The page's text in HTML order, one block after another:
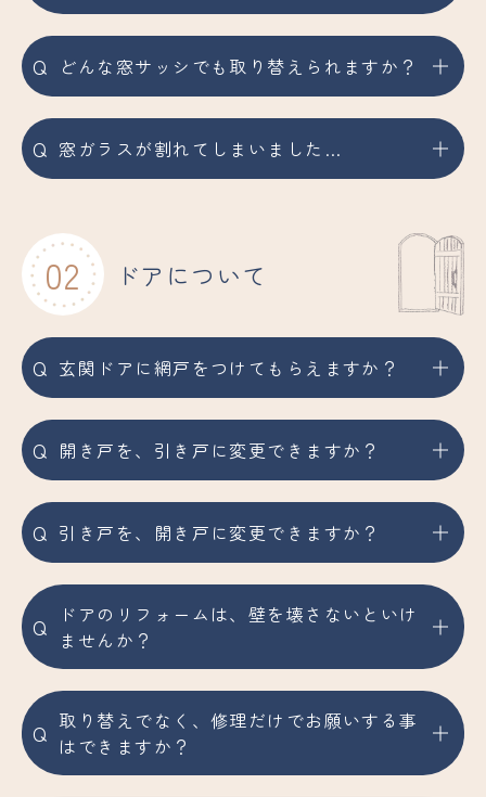
Q どんな窓サッシでも取り替えられますか？
Q 窓ガラスが割れてしまいました…
02 ドアについて
Q 玄関ドアに網戸をつけてもらえますか？
Q 開き戸を、引き戸に変更できますか？
Q 引き戸を、開き戸に変更できますか？
Q
ドアのリフォームは、壁を壊さないといけ
ませんか？
Q 取り替えでなく、修理だけでお願いする事
はできますか？